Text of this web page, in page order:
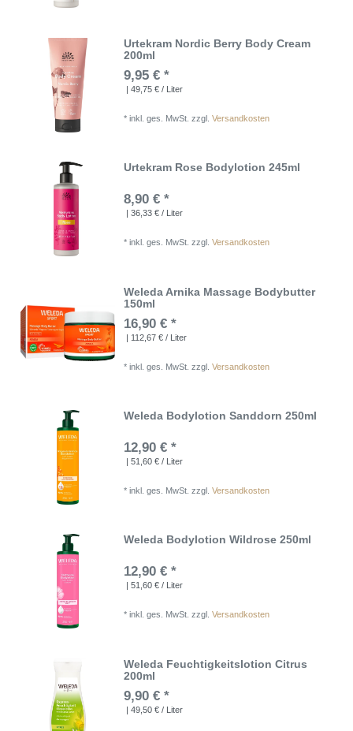
Urtekram Nordic Berry Body Cream
200ml
9,95 € *
| 49,75 € / Liter
*inkl. ges. MwSt. zzgl.Versandkosten
Urtekram Rose Bodylotion 245ml
8,90 € *
| 36,33 € / Liter
*inkl. ges. MwSt. zzgl.Versandkosten
Weleda Arnika Massage Bodybutter
150ml
16,90 € *
| 112,67 € / Liter
*inkl. ges. MwSt. zzgl.Versandkosten
Weleda Bodylotion Sanddorn 250ml
12,90 € *
| 51,60 € / Liter
*inkl. ges. MwSt. zzgl.Versandkosten
Weleda Bodylotion Wildrose 250ml
12,90 € *
| 51,60 € / Liter
*inkl. ges. MwSt. zzgl.Versandkosten
Weleda Feuchtigkeitslotion Citrus
200ml
9,90 € *
| 49,50 € / Liter